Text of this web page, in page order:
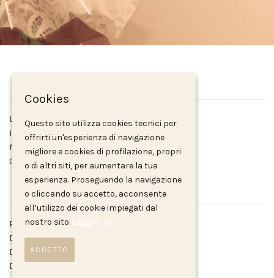
La Storia
Il Laboratorio
Matrimoni
Contatti
PRODOTTI
Panettoni Natalizi
Dolci Natalizi
Dolci di Mandorla
Dolci per Matrimoni
Cookies
Questo sito utilizza cookies tecnici per
offrirti un'esperienza di navigazione
migliore e cookies di profilazione, propri
o di altri siti, per aumentare la tua
esperienza. Proseguendo la navigazione
o cliccando su accetto, acconsente
all’utilizzo dei cookie impiegati dal
nostro sito. Leggi di più.
ACCETTO